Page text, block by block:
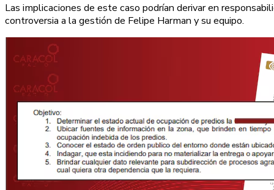
Las implicaciones de este caso podrían derivar en
controversia a la gestión de Felipe Harman y su equipo.